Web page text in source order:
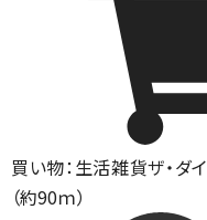
買い物：生活雑貨ザ・ダ
（約90ｍ）